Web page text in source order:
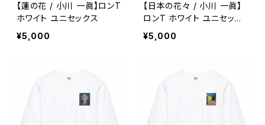
【蓮の花 / 小川 一眞】ロンT
ホワイト ユニセックス
¥5,000
【日本の花々 / 小川 一眞】
ロンT ホワイト ユニセック
ス
¥5,000